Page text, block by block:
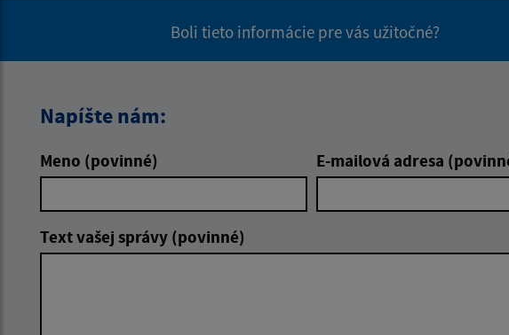
Boli tieto informácie pre vás užitočné?
Napíšte nám:
Meno (povinné) E-mailová adresa
Text vašej správy (povinné)